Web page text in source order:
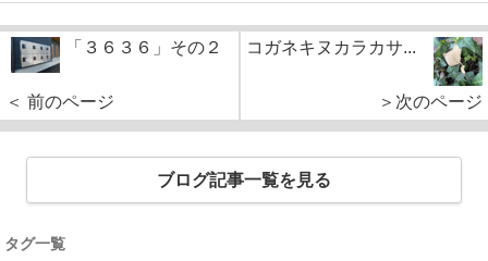
「３６３６」その２
＜ 前のページ
コガネキヌカラカサ...
＞次のページ
ブログ記事一覧を見る
タグ一覧